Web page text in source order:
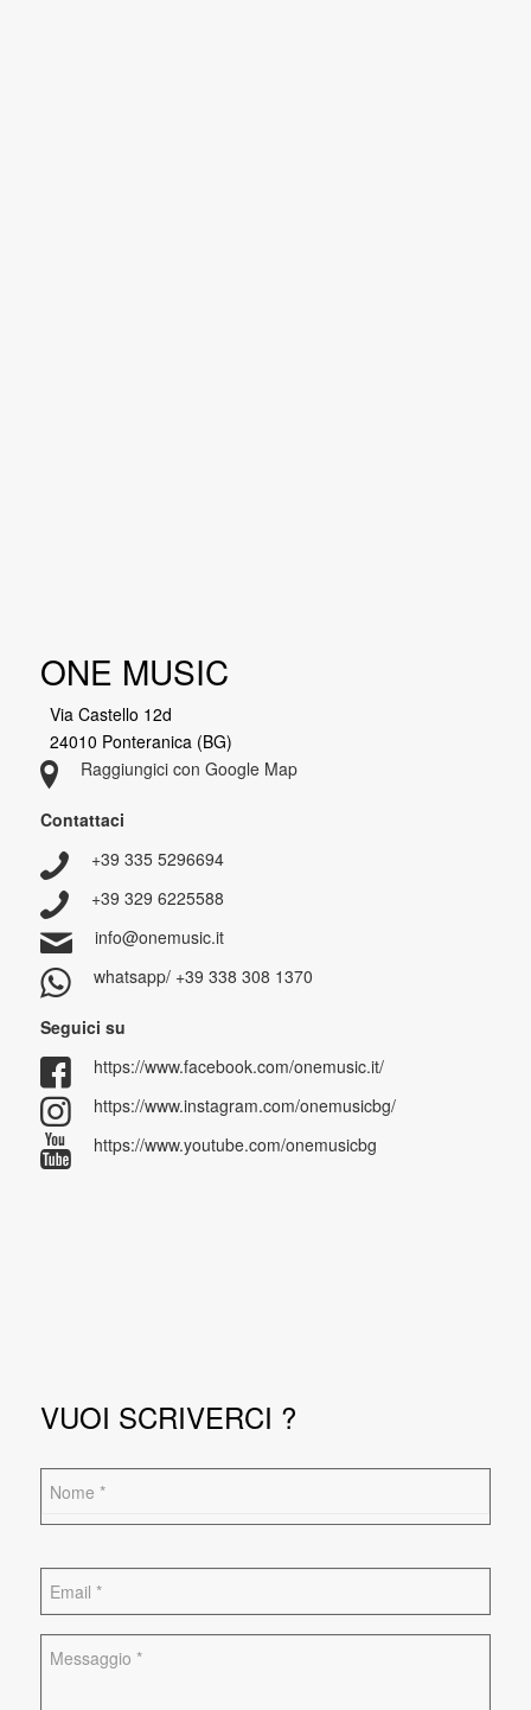
ONE MUSIC
Via Castello 12d
24010 Ponteranica (BG)
Raggiungici con Google Map
Contattaci
+39 335 5296694
+39 329 6225588
info@onemusic.it
whatsapp/ +39 338 308 1370
Seguici su
https://www.facebook.com/onemusic.it/
https://www.instagram.com/onemusicbg/
https://www.youtube.com/onemusicbg
VUOI SCRIVERCI ?
Nome
Nome
(Obbligatorio)
(Obbligatorio)